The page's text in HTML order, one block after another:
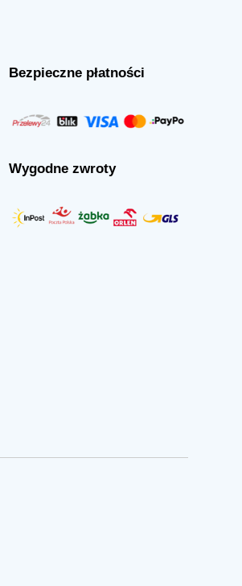
Bezpieczne płatności
Wygodne zwroty